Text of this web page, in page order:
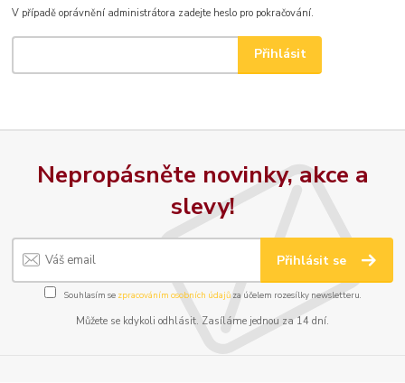
V případě oprávnění administrátora zadejte heslo pro pokračování.
Nepropásněte novinky, akce a
slevy!
Přihlásit se
Souhlasím se zpracováním osobních údajůza účelem rozesílky newsletteru.
Můžete se kdykoli odhlásit. Zasíláme jednou za 14 dní.